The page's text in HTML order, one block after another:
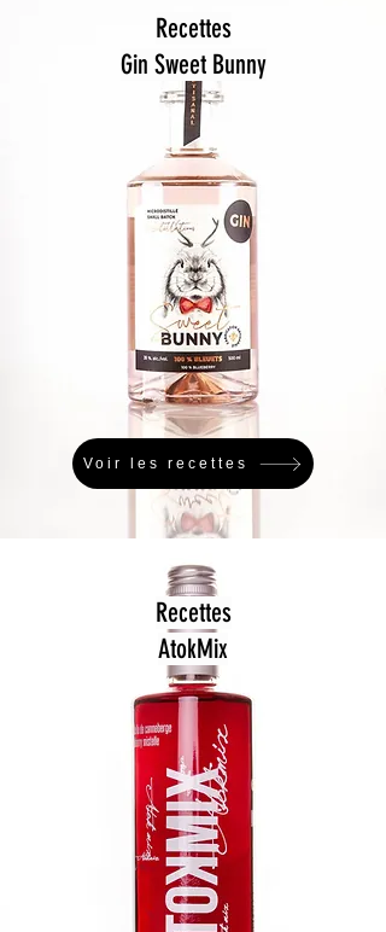
Recettes
Gin Sweet Bunny
Voir les recettes
Recettes
AtokMix